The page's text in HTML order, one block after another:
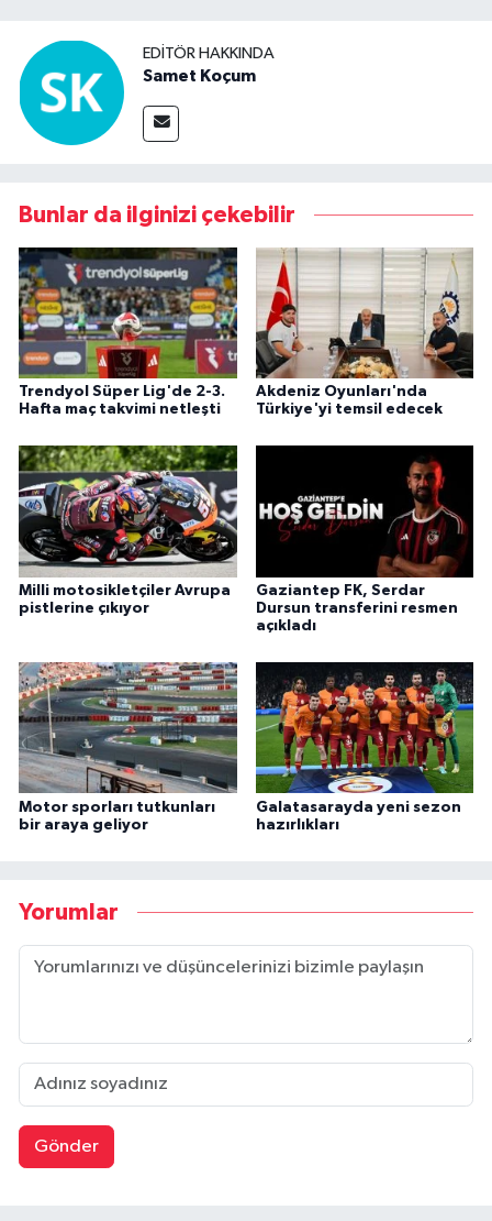
EDITÖR HAKKINDA
Samet Koçum
Bunlar da ilginizi çekebilir
Trendyol Süper Lig'de 2-3.
Hafta maç takvimi netleşti
Akdeniz Oyunları'nda
Türkiye'yi temsil edecek
Milli motosikletçiler Avrupa
pistlerine çıkıyor
Gaziantep FK, Serdar
Dursun transferini resmen
açıkladı
Motor sporları tutkunları
bir araya geliyor
Galatasarayda yeni sezon
hazırlıkları
Yorumlar
Gönder